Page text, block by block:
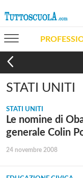
STATI UNITI
STATI UNITI
Le nomine di
generale Colin
24 novembre 2008